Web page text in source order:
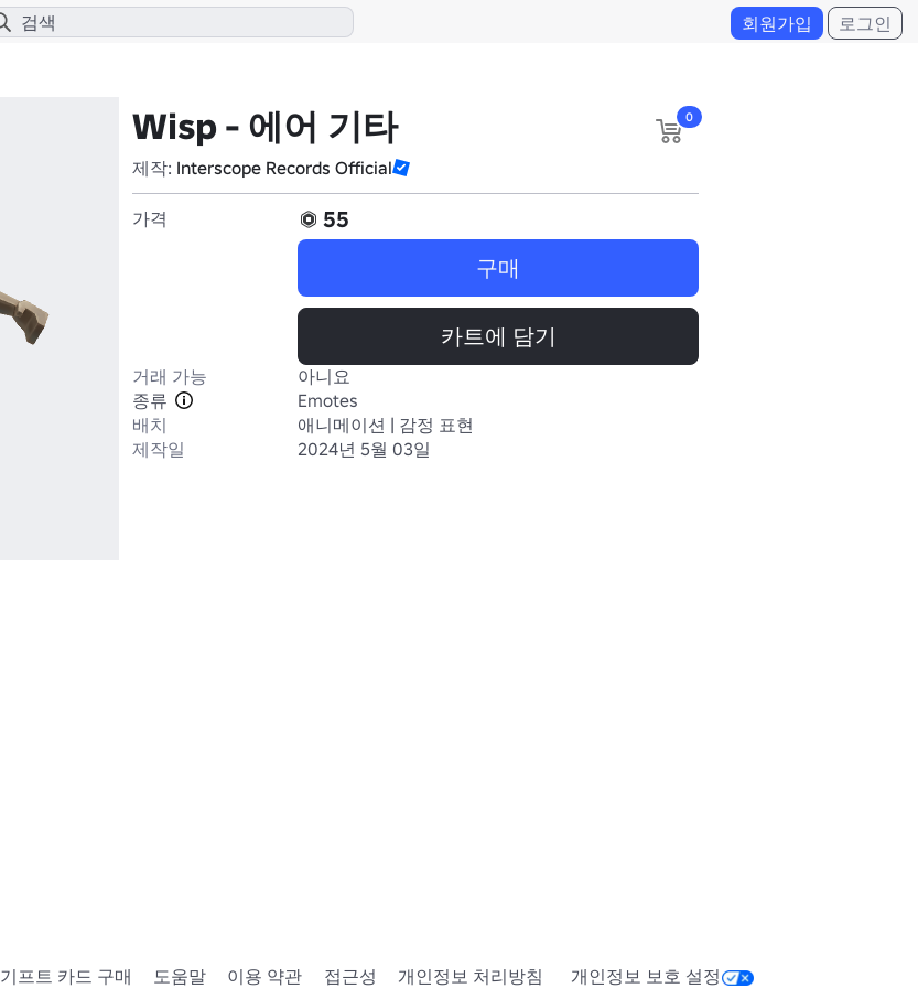
회원가입 로그인
Wisp - 에어 기타
제작: Interscope Records Official
0
가격
55
구매
카트에 담기
거래 가능
아니요
종류
Emotes
배치
애니메이션 | 감정 표현
제작일
2024년 5월 03일
기프트 카드 구매 도움말 이용 약관 접근성 개인정보 처리방침 개인정보 보호 설정